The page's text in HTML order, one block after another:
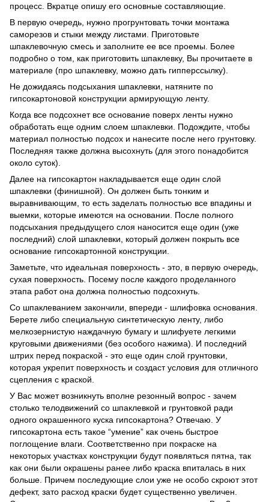
процесс. Вкратце опишу его основные составляющие.
В первую очередь, нужно прогрунтовать точки монтажа
саморезов и стыки между листами. Приготовьте
шпаклевочную смесь и заполните ее все проемы. Более
подробно о том, как приготовить шпаклевку, Вы прочитаете в
материале (про шпаклевку, можно дать гипперссылку).
Не дожидаясь подсыхания шпаклевки, натяните по
гипсокартоновой конструкции армирующую ленту.
Когда все подсохнет все основание поверх ленты нужно
обработать еще одним слоем шпаклевки. Подождите, чтобы
материал полностью подсох и нанесите после него грунтовку.
Последняя также должна высохнуть (для этого понадобится
около суток).
Далее на гипсокартон накладывается еще один слой
шпаклевки (финишной). Он должен быть тонким и
выравнивающим, то есть заделать полностью все впадины и
выемки, которые имеются на основании. После полного
подсыхания предыдущего слоя наносится еще один (уже
последний) слой шпаклевки, который должен покрыть все
основание гипсокартонной конструкции.
Заметьте, что идеальная поверхность - это, в первую очередь,
сухая поверхность. Посему после каждого проделанного
этапа работ она должна полностью подсохнуть.
Со шпаклеванием закончили, впереди - шлифовка основания.
Берете либо специальную синтетическую ленту, либо
мелкозернистую наждачную бумагу и шлифуете легкими
круговыми движениями (без особого нажима). И последний
штрих перед покраской - это еще один слой грунтовки,
которая укрепит поверхность и создаст условия для отличного
сцепления с краской.
У Вас может возникнуть вполне резонный вопрос - зачем
столько телодвижений со шпаклевкой и грунтовкой ради
одного окрашенного куска гипсокартона? Отвечаю. У
гипсокартона есть такое “умение” как очень быстрое
поглощение влаги. Соответственно при покраске на
некоторых участках конструкции будут появляться пятна, так
как они были окрашены ранее либо краска впиталась в них
больше. Причем последующие слои уже не особо скроют этот
дефект, зато расход краски будет существенно увеличен.